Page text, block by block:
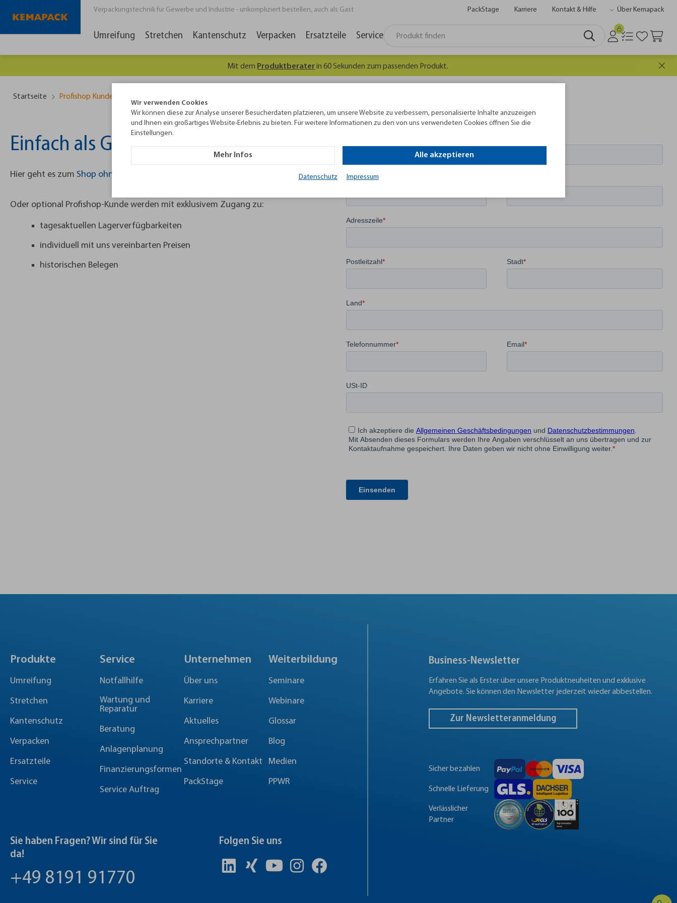
Verpackungstechnik für Gewerbe und Industrie - unkompliziert bestellen, auch als Gast PackStage Karriere Kontakt & Hilfe Über Kemapack
Umreifung Stretchen Kantenschutz Verpacken Ersatzteile Service
Mit dem Produktberaterin 60 Sekunden zum passenden Produkt.
Startseite Profishop Kunde werden
Einfach als Gast bestellen
Hier geht es zum Shop ohne Registrierung
Oder optional Profishop-Kunde werden mit exklusivem Zugang zu:
tagesaktuellen Lagerverfügbarkeiten
individuell mit uns vereinbarten Preisen
historischen Belegen
Produkte
Umreifung
Stretchen
Kantenschutz
Verpacken
Ersatzteile
Service
Service
Notfallhilfe
Wartung und
Reparatur
Beratung
Anlagenplanung
Finanzierungsformen
Service Auftrag
Unternehmen
Über uns
Karriere
Aktuelles
Ansprechpartner
Standorte & Kontakt
PackStage
Weiterbildung
Seminare
Webinare
Glossar
Blog
Medien
PPWR
Sie haben Fragen? Wir sind für Sie
da!
+49 8191 91770
Folgen Sie uns
Business-Newsletter
Erfahren Sie als Erster über unsere Produktneuheiten und exklusive
Angebote. Sie können den Newsletter jederzeit wieder abbestellen.
Zur Newsletteranmeldung
Sicher bezahlen
Schnelle Lieferung
Verlässlicher
Partner
Wir verwenden Cookies
Wir können diese zur Analyse unserer Besucherdaten platzieren, um unsere Website zu verbessern, personalisierte Inhalte anzuzeigen
und Ihnen ein großartiges Website-Erlebnis zu bieten. Für weitere Informationen zu den von uns verwendeten Cookies öffnen Sie die
Einstellungen.
Mehr Infos Alle akzeptieren
Datenschutz Impressum